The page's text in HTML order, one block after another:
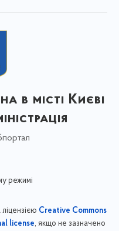
в місті Києві
режимі
Creative Commons
license, якщо не зазначено